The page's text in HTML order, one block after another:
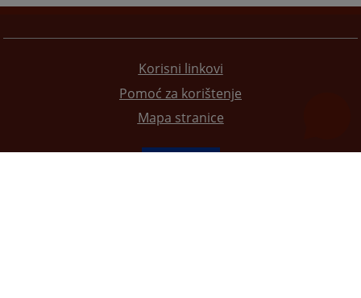
Korisni linkovi
Pomoć za korištenje
Mapa stranice